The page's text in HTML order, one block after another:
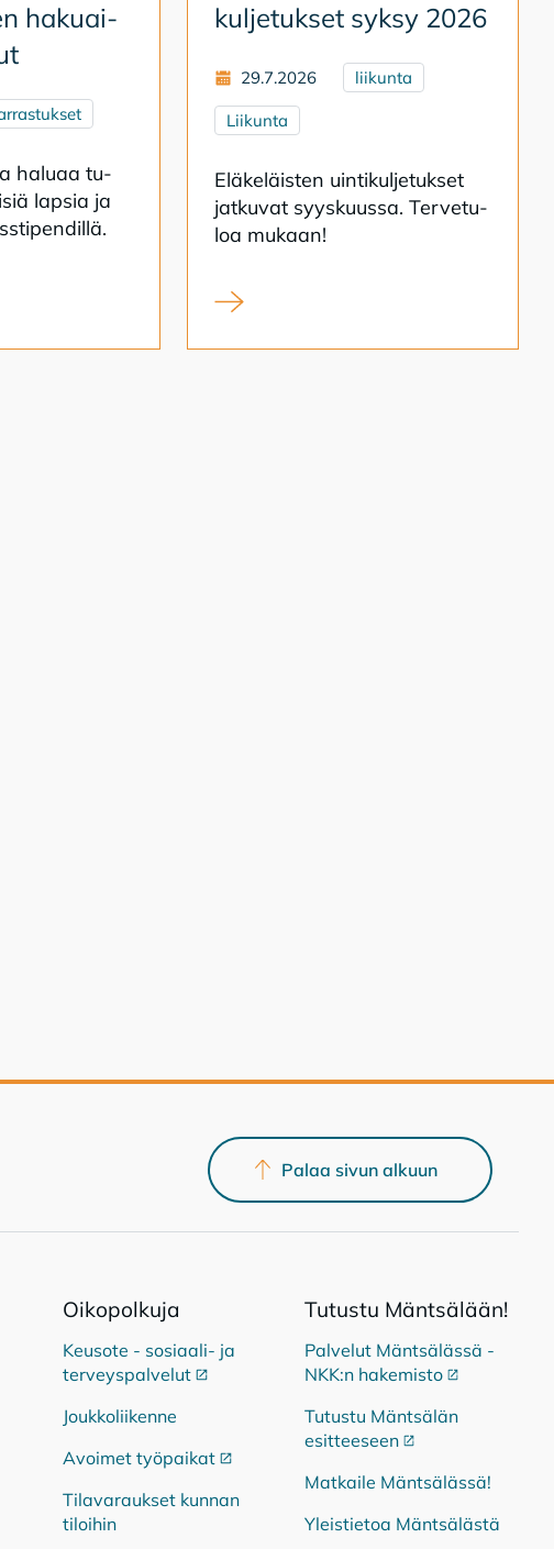
ha­kuai­
ha­lu­aa tu­
lap­sia ja
hakuaika on alkanut
kul­je­tuk­set syk­sy 2026
29.7.2026 liikunta
Liikunta
Elä­ke­läis­ten uin­ti­kul­je­tuk­set
jat­ku­vat syys­kuus­sa. Ter­ve­tu­
loa mu­kaan!
Eläkeläisten uimahallikuljetukset syksy
Oi­ko­pol­ku­ja
Keusote - sosiaali- ja
terveyspalvelutUlkoinen linkki
Joukkoliikenne
Avoimet työpaikatUlkoinen linkki
Tilavaraukset kunnan
tiloihin
Tu­tus­tu Mänt­sä­lään!
Palvelut Mäntsälässä -
NKK:n hakemisto Ulkoinen
Tutustu Mäntsälän
esitteeseen Ulkoinen linkki
Matkaile Mäntsälässä!
Yleistietoa Mäntsälästä
Palaa sivun alkuun